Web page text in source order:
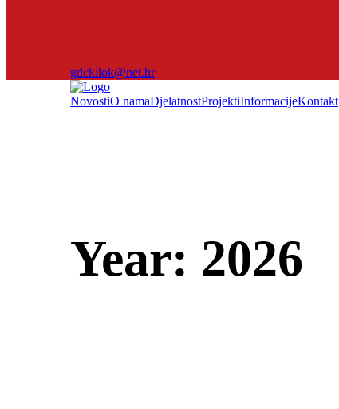
gdckilok@net.hr
NovostiO namaDjelatnostProjektiInformacijeKontakt
Year: 2026